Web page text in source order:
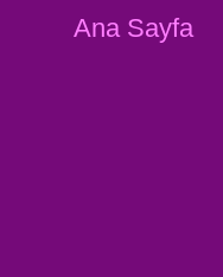
Ana Sayfa